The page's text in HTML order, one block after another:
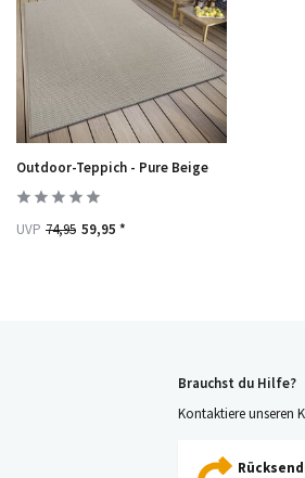
Outdoor-Teppich - Pure Beige
UVP 74,95 59,95 *
Brauchst du Hilfe?
Kontaktiere unseren